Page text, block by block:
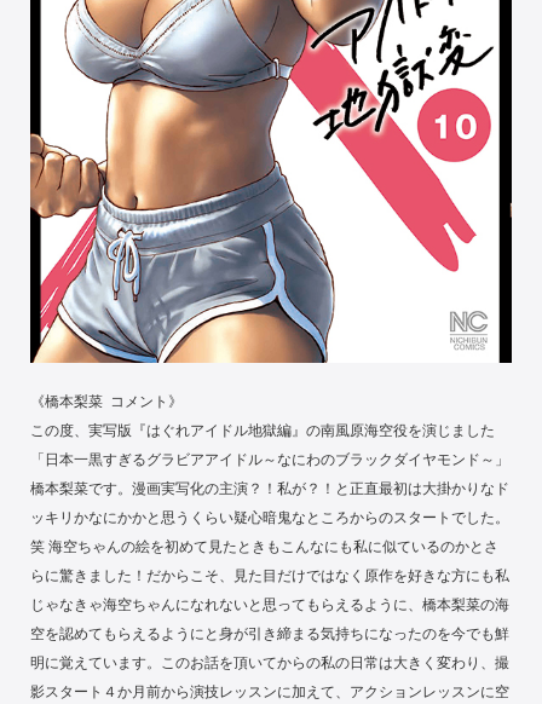
《橋本梨菜 コメント》
この度、実写版『はぐれアイドル地獄編』の南風原海空役を演じました
「日本一黒すぎるグラビアアイドル～なにわのブラックダイヤモンド～」
橋本梨菜です。漫画実写化の主演？！私が？！と正直最初は大掛かりなド
ッキリかなにかかと思うくらい疑心暗鬼なところからのスタートでした。
笑 海空ちゃんの絵を初めて見たときもこんなにも私に似ているのかとさ
らに驚きました！だからこそ、見た目だけではなく原作を好きな方にも私
じゃなきゃ海空ちゃんになれないと思ってもらえるように、橋本梨菜の海
空を認めてもらえるようにと身が引き締まる気持ちになったのを今でも鮮
明に覚えています。このお話を頂いてからの私の日常は大きく変わり、撮
影スタート４か月前から演技レッスンに加えて、アクションレッスンに空